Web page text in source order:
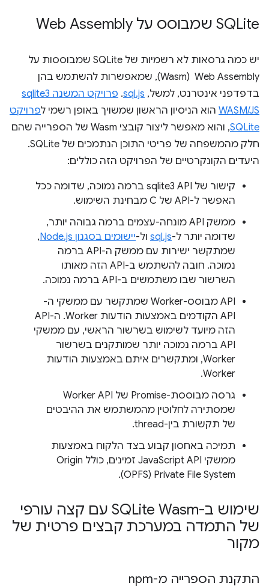
‫SQLite שמבוסס על Web Assembly
יש כמה גרסאות לא רשמיות של SQLite שמבוססות על
Web Assembly ‏ (Wasm), שמאפשרות להשתמש בהן
בדפדפני אינטרנט, למשל, sql.js
.
פרויקט המשנה sqlite3
WASM/JS הוא הניסיון הראשון שמשויך באופן רשמי לפרויקט
SQLite
, והוא מאפשר ליצור קובצי Wasm של הספרייה שהם
חלק מהמשפחה של פריטי התוכן הנתמכים של SQLite.
היעדים הקונקרטיים של הפרויקט הזה כוללים:
קישור של sqlite3 API ברמה נמוכה, שדומה ככל
האפשר ל-API של C מבחינת השימוש.
ממשק API מונחה-עצמים ברמה גבוהה יותר,
שדומה יותר ל-sql.js ול-יישומים בסגנון Node.js
,
שמתקשר ישירות עם ממשק ה-API ברמה
נמוכה. חובה להשתמש ב-API הזה מאותו
השרשור שבו משתמשים ב-API ברמה נמוכה.
‫API מבוסס-Worker שמתקשר עם ממשקי ה-
API הקודמים באמצעות הודעות Worker. ה-API
הזה מיועד לשימוש בשרשור הראשי, עם ממשקי
API ברמה נמוכה יותר שמותקנים בשרשור
Worker, ומתקשרים איתם באמצעות הודעות
Worker.
גרסה מבוססת-Promise של Worker API
שמסתירה לחלוטין מהמשתמש את ההיבטים
של תקשורת בין-thread.
תמיכה באחסון קבוע בצד הלקוח באמצעות
ממשקי JavaScript API זמינים, כולל Origin
Private File System‏ (OPFS).
שימוש ב-SQLite Wasm עם קצה עורפי
של התמדה במערכת קבצים פרטית של
מקור
התקנת הספרייה מ-npm